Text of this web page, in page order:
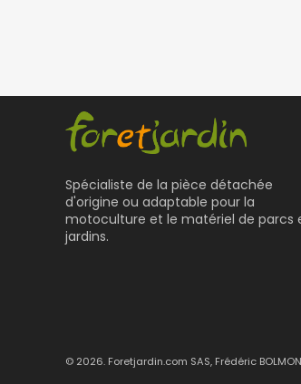
Spécialiste de la pièce détachée
d'origine ou adaptable pour la
motoculture et le matériel de parcs
jardins.
© 2026. Foretjardin.com SAS, Frédéric